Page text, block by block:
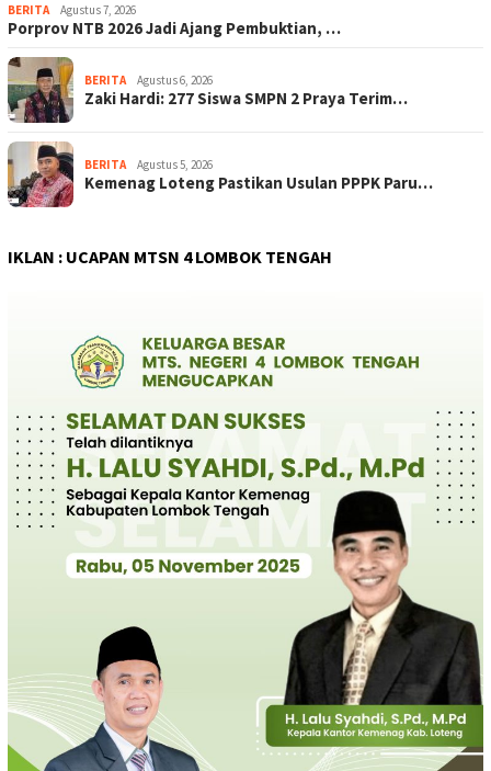
BERITA Agustus 7, 2026
Porprov NTB 2026 Jadi Ajang Pembuktian, …
BERITA Agustus 6, 2026
Zaki Hardi: 277 Siswa SMPN 2 Praya Terim…
BERITA Agustus 5, 2026
Kemenag Loteng Pastikan Usulan PPPK Paru…
IKLAN : UCAPAN MTSN 4 LOMBOK TENGAH